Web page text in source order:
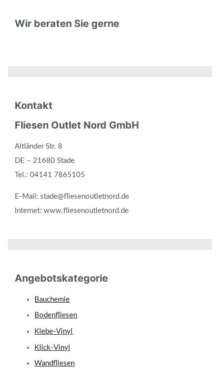
Wir beraten Sie gerne
Kontakt
Fliesen Outlet Nord GmbH
Altländer Str. 8
DE – 21680 Stade
Tel.: 04141 7865105
E-Mail: stade@fliesenoutletnord.de
Internet: www.fliesenoutletnord.de
Angebotskategorie
Bauchemie
Bodenfliesen
Klebe-Vinyl
Klick-Vinyl
Wandfliesen